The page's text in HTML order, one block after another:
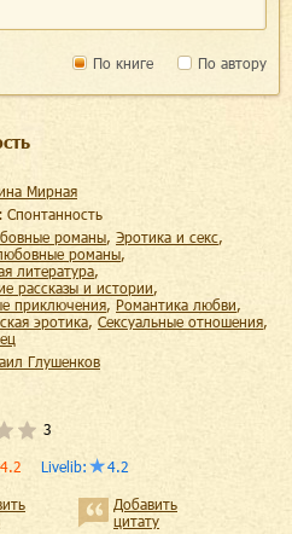
По книге По автору
Мирная
Спонтанность
романы, эротика и секс,
романы,
литература,
рассказы и истории,
приключения, романтика любви,
эротика, сексуальные отношения,
Глушенков
3
4.2 Livelib: 4.2
Добавить
цитату